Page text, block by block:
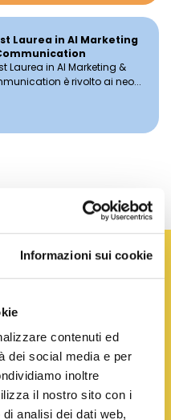
Informazioni sui cookie
contenuti ed
dei social media e per
inoltre
il nostro sito con i
analisi dei dati web,
Laurea in AI Marketing
Laurea in AI Marketing &
è rivolto ai neo...
Dati Personali.Privacy